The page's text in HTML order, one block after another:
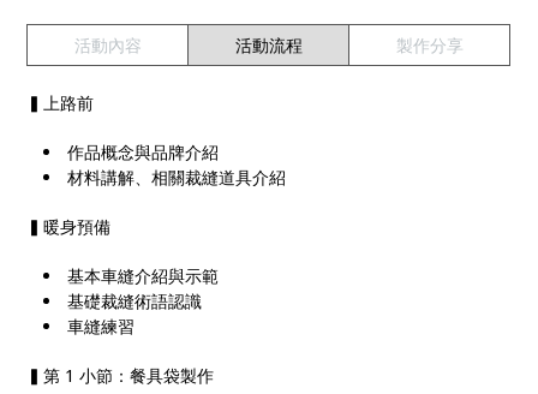
活動內容 活動流程 製作分享
▍上路前
作品概念與品牌介紹
材料講解、相關裁縫道具介紹
▍暖身預備
基本車縫介紹與示範
基礎裁縫術語認識
車縫練習
▍第 1 小節：餐具袋製作